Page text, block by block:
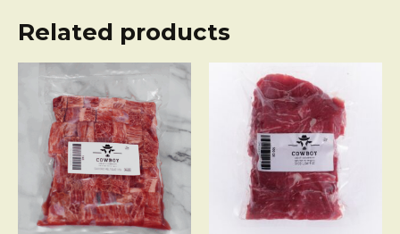
Related products